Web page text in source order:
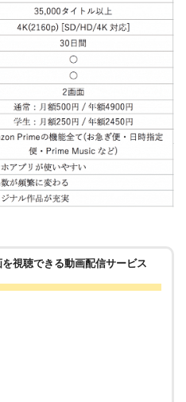
視聴できる動画配信サービス